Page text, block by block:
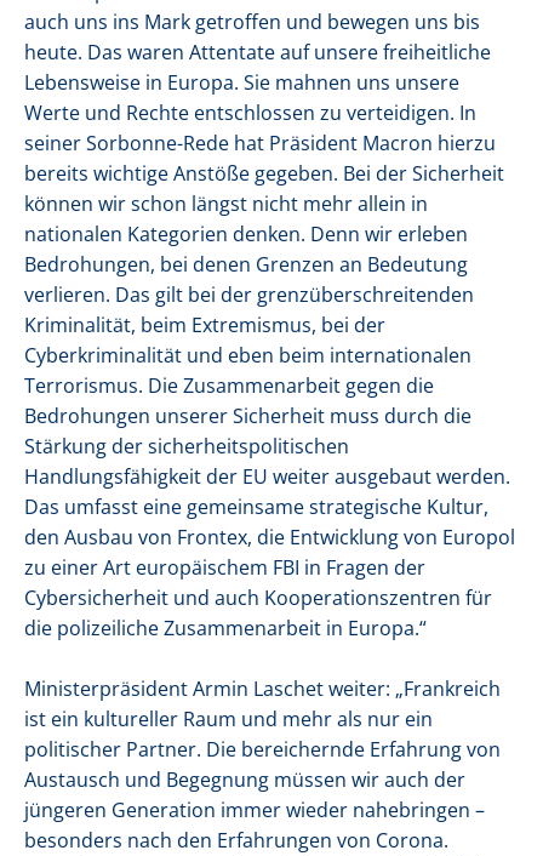
auch uns ins Mark getroffen und bewegen uns bis
heute. Das waren Attentate auf unsere freiheitliche
Lebensweise in Europa. Sie mahnen uns unsere
Werte und Rechte entschlossen zu verteidigen. In
seiner Sorbonne-Rede hat Präsident Macron hierzu
bereits wichtige Anstöße gegeben. Bei der Sicherheit
können wir schon längst nicht mehr allein in
nationalen Kategorien denken. Denn wir erleben
Bedrohungen, bei denen Grenzen an Bedeutung
verlieren. Das gilt bei der grenzüberschreitenden
Kriminalität, beim Extremismus, bei der
Cyberkriminalität und eben beim internationalen
Terrorismus. Die Zusammenarbeit gegen die
Bedrohungen unserer Sicherheit muss durch die
Stärkung der sicherheitspolitischen
Handlungsfähigkeit der EU weiter ausgebaut werden.
Das umfasst eine gemeinsame strategische Kultur,
den Ausbau von Frontex, die Entwicklung von Europol
zu einer Art europäischem FBI in Fragen der
Cybersicherheit und auch Kooperationszentren für
die polizeiliche Zusammenarbeit in Europa.“
Ministerpräsident Armin Laschet weiter: „Frankreich
ist ein kultureller Raum und mehr als nur ein
politischer Partner. Die bereichernde Erfahrung von
Austausch und Begegnung müssen wir auch der
jüngeren Generation immer wieder nahebringen –
besonders nach den Erfahrungen von Corona.